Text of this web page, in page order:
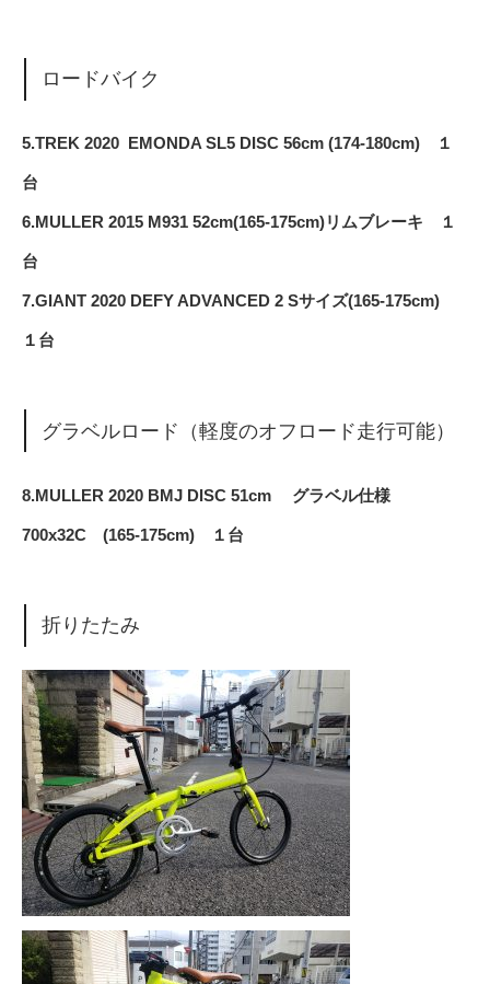
ロードバイク
5.TREK 2020 EMONDA SL5 DISC 56cm (174-180cm) １
台
6.MULLER 2015 M931 52cm(165-175cm)リムブレーキ １
台
7.GIANT 2020 DEFY ADVANCED 2 Sサイズ(165-175cm)
１台
グラベルロード（軽度のオフロード走行可能）
8.MULLER 2020 BMJ DISC 51cm グラベル仕様
700x32C (165-175cm) １台
折りたたみ